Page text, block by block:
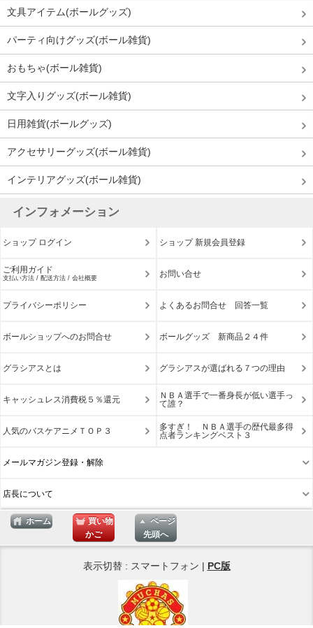
文具アイテム(ボールグッズ)
パーティ向けグッズ(ボール雑貨)
おもちゃ(ボール雑貨)
文字入りグッズ(ボール雑貨)
日用雑貨(ボールグッズ)
アクセサリーグッズ(ボール雑貨)
インテリアグッズ(ボール雑貨)
インフォメーション
ショップ ログイン ショップ 新規会員登録
ご利用ガイド
支払い方法 / 配送方法 / 会社概要 お問い合せ
プライバシーポリシー よくあるお問合せ 回答一覧
ボールショップへのお問合せ ボールグッズ 新商品２４件
グラシアスとは グラシアスが選ばれる７つの理由
キャッシュレス消費税５％還元
ＮＢＡ選手で一番身長が低い選手っ
て誰？
人気のバスケアニメＴＯＰ３
多すぎ！ ＮＢＡ選手の歴代最多得
点者ランキングベスト３
メールマガジン登録・解除
店長について
ホーム
買い物
かご
ページ
先頭へ
表示切替 : スマートフォン | PC版